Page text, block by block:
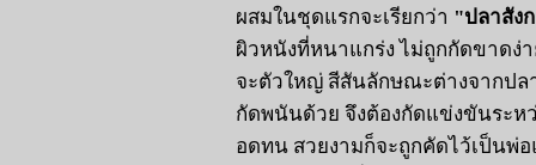
ผสมในชุดแรกจะเรียกว่า "ปลาสัง
ผิวหนังที่หนาแกร่ง ไม่ถูกกัดขาดง่
จะตัวใหญ่ สีสันลักษณะต่างจากปล
กัดพนันด้วย จึงต้องกัดแข่งขันระห
อดทน สวยงามก็จะถูกคัดไว้เป็นพ่